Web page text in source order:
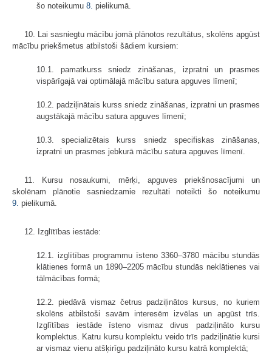
šo noteikumu 8. pielikumā.
10. Lai sasniegtu mācību jomā plānotos rezultātus, skolēns apgūst
mācību priekšmetus atbilstoši šādiem kursiem:
10.1. pamatkurss sniedz zināšanas, izpratni un prasmes
vispārīgajā vai optimālajā mācību satura apguves līmenī;
10.2. padziļinātais kurss sniedz zināšanas, izpratni un prasmes
augstākajā mācību satura apguves līmenī;
10.3. specializētais kurss sniedz specifiskas zināšanas,
izpratni un prasmes jebkurā mācību satura apguves līmenī.
11. Kursu nosaukumi, mērķi, apguves priekšnosacījumi un
skolēnam plānotie sasniedzamie rezultāti noteikti šo noteikumu
9. pielikumā.
12. Izglītības iestāde:
12.1. izglītības programmu īsteno 3360–3780 mācību stundās
klātienes formā un 1890–2205 mācību stundās neklātienes vai
tālmācības formā;
12.2. piedāvā vismaz četrus padziļinātos kursus, no kuriem
skolēns atbilstoši savām interesēm izvēlas un apgūst trīs.
Izglītības iestāde īsteno vismaz divus padziļināto kursu
komplektus. Katru kursu komplektu veido trīs padziļinātie kursi
ar vismaz vienu atšķirīgu padziļināto kursu katrā komplektā;